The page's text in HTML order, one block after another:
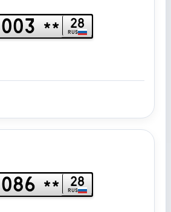
003 ** 28
RUS
086 ** 28
RUS